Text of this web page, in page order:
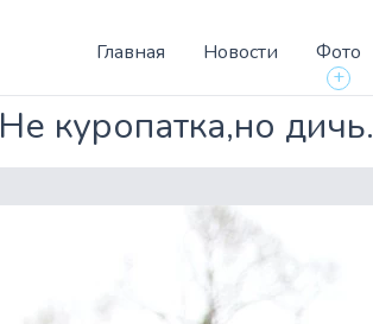
Главная Новости
Фото
+
Не куропатка,но дичь.